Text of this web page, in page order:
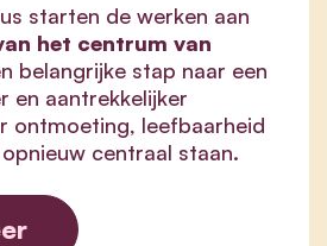
starten de werken aan
het centrum van
belangrijke stap naar een
en aantrekkelijker
ontmoeting, leefbaarheid
centraal staan.